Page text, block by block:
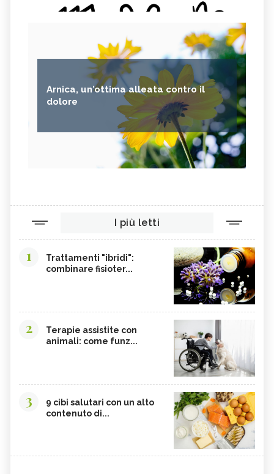
Arnica, un'ottima alleata contro il
dolore
I più letti
1
Trattamenti "ibridi":
combinare fisioter...
2
Terapie assistite con
animali: come funz...
3
9 cibi salutari con un alto
contenuto di...